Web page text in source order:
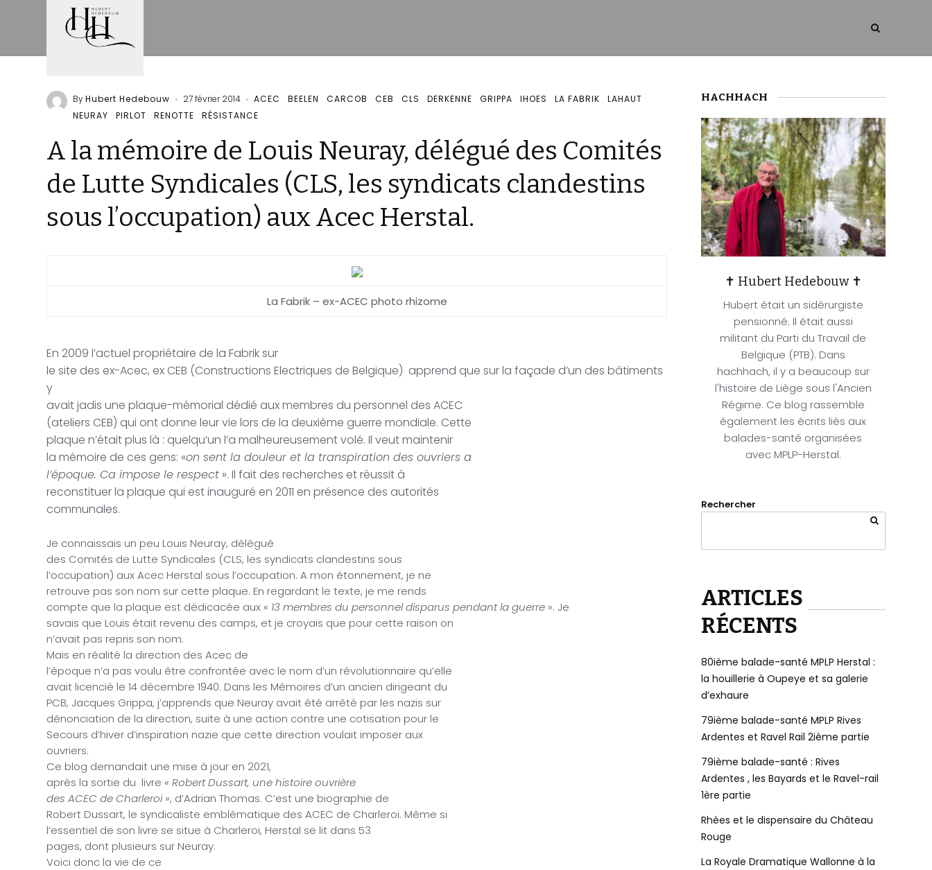
ByHubert Hedebouw 27 février 2014 ACEC BEELEN CARCOB CEB CLS DERKENNE GRIPPA IHOES LA FABRIK
LAHAUT
NEURAY
PIRLOT RENOTTE RÉSISTANCE
A la mémoire de Louis Neuray, délégué des Comités
de Lutte Syndicales (CLS, les syndicats clandestins
sous l’occupation) aux Acec Herstal.
La Fabrik – ex-ACEC photo rhizome
En 2009 l’actuel propriétaire de la Fabrik sur
le site des ex-Acec, ex CEB (Constructions Electriques de Belgique) apprend que sur la façade d’un des bâtiments
y
avait jadis une plaque-mémorial dédié aux membres du personnel des ACEC
(ateliers CEB) qui ont donne leur vie lors de la deuxième guerre mondiale. Cette
plaque n’était plus là : quelqu’un l’a malheureusement volé. Il veut maintenir
la mémoire de ces gens: «on sent la douleur et la transpiration des ouvriers a
l’époque. Ca impose le respect ». Il fait des recherches et réussit à
reconstituer la plaque qui est inauguré en 2011 en présence des autorités
communales.
Je connaissais un peu Louis Neuray, délégué
des Comités de Lutte Syndicales (CLS, les syndicats clandestins sous
l’occupation) aux Acec Herstal sous l’occupation. A mon étonnement, je ne
retrouve pas son nom sur cette plaque. En regardant le texte, je me rends
compte que la plaque est dédicacée aux « 13 membres du personnel disparus pendant la guerre ». Je
savais que Louis était revenu des camps, et je croyais que pour cette raison on
n’avait pas repris son nom.
Mais en réalité la direction des Acec de
l’époque n’a pas voulu être confrontée avec le nom d’un révolutionnaire qu’elle
avait licencié le 14 décembre 1940. Dans les Mémoires d’un ancien dirigeant du
PCB, Jacques Grippa, j’apprends que Neuray avait été arrêté par les nazis sur
dénonciation de la direction, suite à une action contre une cotisation pour le
Secours d’hiver d’inspiration nazie que cette direction voulait imposer aux
ouvriers.
Ce blog demandait une mise à jour en 2021,
après la sortie du livre« Robert Dussart, une histoire ouvrière
des ACEC de Charleroi », d’Adrian Thomas. C’est une biographie de
Robert Dussart, le syndicaliste emblématique des ACEC de Charleroi. Même si
l’essentiel de son livre se situe à Charleroi, Herstal se lit dans 53
pages, dont plusieurs sur Neuray.
Voici donc la vie de ce
HACHHACH
✝ Hubert Hedebouw ✝
Hubert était un sidérurgiste
pensionné. Il était aussi
militant du Parti du Travail de
Belgique (PTB). Dans
hachhach, il y a beaucoup sur
l'histoire de Liège sous l'Ancien
Régime. Ce blog rassemble
également les écrits liés aux
balades-santé organisées
avec MPLP-Herstal.
Rechercher
ARTICLES
RÉCENTS
80ième balade-santé MPLP Herstal :
la houillerie à Oupeye et sa galerie
d’exhaure
79ième balade-santé MPLP Rives
Ardentes et Ravel Rail 2ième partie
79ième balade-santé : Rives
Ardentes , les Bayards et le Ravel-rail
1ère partie
Rhées et le dispensaire du Château
Rouge
La Royale Dramatique Wallonne à la